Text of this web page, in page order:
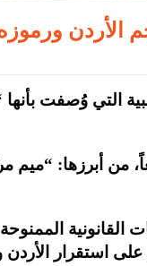
التي وُصفت
القانونية
استقرار الأردن